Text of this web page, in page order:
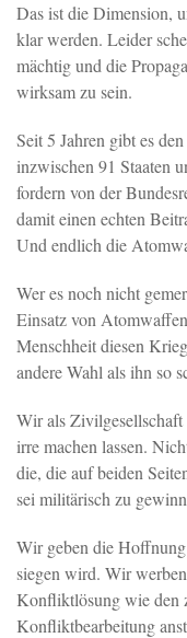
Das ist die Dimension,
klar werden. Leider
mächtig und die
wirksam zu sein.
Seit 5 Jahren gibt es
inzwischen 91 Staaten
fordern von der
damit einen echten
Und endlich die
Wer es noch nicht
Einsatz von
Menschheit diesen
andere Wahl als ihn so
Wir als
irre machen lassen.
die, die auf beiden
sei militärisch zu
Wir geben die
siegen wird. Wir
Konfliktlösung wie den
Konfliktbearbeitung